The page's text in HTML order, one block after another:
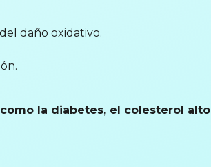
daño oxidativo.
la diabetes, el colesterol alto